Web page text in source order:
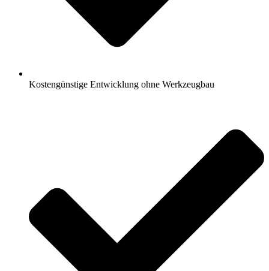
Kostengünstige Entwicklung ohne Werkzeugbau